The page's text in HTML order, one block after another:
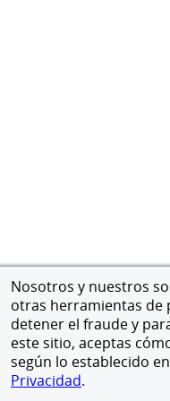
Nosotros y nuestros
otras herramientas de
detener el fraude y
este sitio, aceptas
según lo establecido
Privacidad.